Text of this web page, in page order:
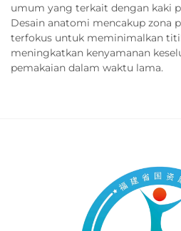
umum yang terkait dengan kaki
Desain anatomi mencakup zona
terfokus untuk meminimalkan
meningkatkan kenyamanan
pemakaian dalam waktu lama.